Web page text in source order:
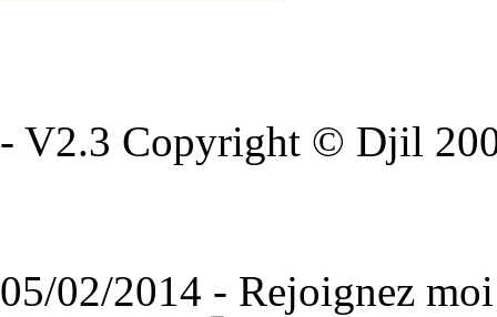
- V2.3 Copyright © Djil
05/02/2014 - Rejoignez